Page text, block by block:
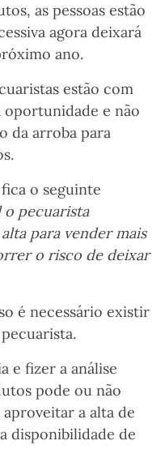
as pessoas estão
agora deixará
ano.
estão com
oportunidade e não
da arroba para
o seguinte
o pecuarista
para vender mais
o risco de deixar
é necessário existir
e fizer a análise
pode ou não
a alta de
disponibilidade de